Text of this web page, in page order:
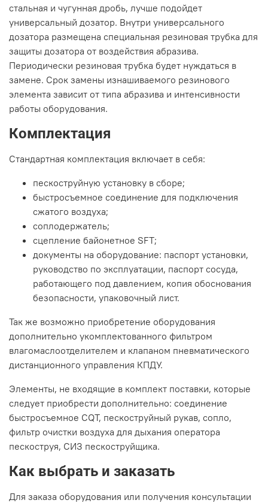
стальная и чугунная дробь, лучше подойдет
универсальный дозатор. Внутри универсального
дозатора размещена специальная резиновая трубка для
защиты дозатора от воздействия абразива.
Периодически резиновая трубка будет нуждаться в
замене. Срок замены изнашиваемого резинового
элемента зависит от типа абразива и интенсивности
работы оборудования.
Комплектация
Стандартная комплектация включает в себя:
пескоструйную установку в сборе;
быстросъемное соединение для подключения
сжатого воздуха;
соплодержатель;
сцепление байонетное SFT;
документы на оборудование: паспорт установки,
руководство по эксплуатации, паспорт сосуда,
работающего под давлением, копия обоснования
безопасности, упаковочный лист.
Так же возможно приобретение оборудования
дополнительно укомплектованного фильтром
влагомаслоотделителем и клапаном пневматического
дистанционного управления КПДУ.
Элементы, не входящие в комплект поставки, которые
следует приобрести дополнительно: соединение
быстросъемное CQT, пескоструйный рукав, сопло,
фильтр очистки воздуха для дыхания оператора
пескоструя, СИЗ пескоструйщика.
Как выбрать и заказать
Для заказа оборудования или получения консультации